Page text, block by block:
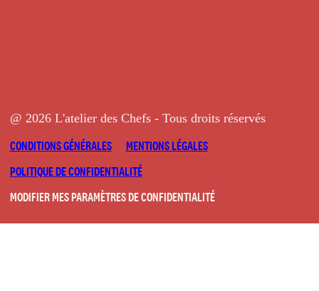
@ 2026 L'atelier des Chefs - Tous droits réservés
CONDITIONS GÉNÉRALES
MENTIONS LÉGALES
POLITIQUE DE CONFIDENTIALITÉ
MODIFIER MES PARAMÈTRES DE CONFIDENTIALITÉ